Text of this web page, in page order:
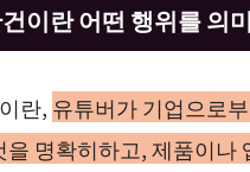
이란 어떤 행위를 의
란, 유튜버가 기업으로
을 명확히하고, 제품이나